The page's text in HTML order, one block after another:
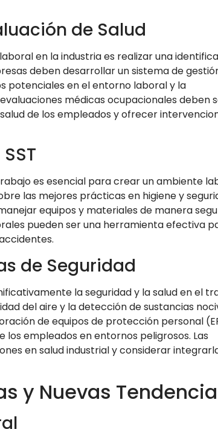
de Salud
en la industria es realizar una
deben desarrollar un sistema de
potenciales en el entorno laboral y la
médicas ocupacionales deben
de los empleados y ofrecer
es esencial para crear un ambiente
las mejores prácticas en higiene y
equipos y materiales de manera
pueden ser una herramienta efectiva
de Seguridad
la seguridad y la salud en el
del aire y la detección de sustancias
de equipos de protección personal
empleados en entornos peligrosos. Las
en salud industrial y considerar
y Nuevas